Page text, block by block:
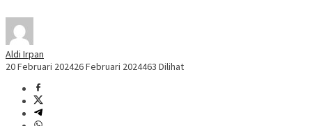
Aldi Irpan
20 Februari 202426 Februari 2024463 Dilihat